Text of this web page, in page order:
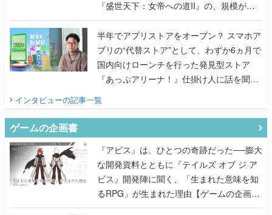
『盛世天下：女帝への道II』の、規模が違
うこだわりをプロデューサーに聞いた
半年でアプリストアをオープン？ スマホア
プリの“代替ストア”として、わずか6ヵ月で
国内向けローンチを行った発見型ストア
『あっぷアリーナ！』仕掛け人に話を聞い
てみた
インタビューの記事一覧
ゲームの企画書
『アビス』は、ひとつの奇跡だった──膨大
な開発資料とともに『テイルズ オブ ジ ア
ビス』開発陣に聞く、「生まれた意味を知
るRPG」が生まれた理由【ゲームの企画
書】